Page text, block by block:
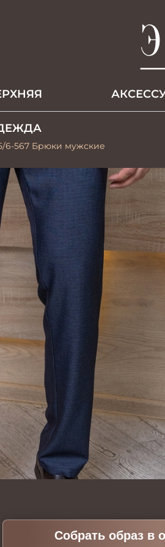
6-567 Брюки мужские
Собрать образ в